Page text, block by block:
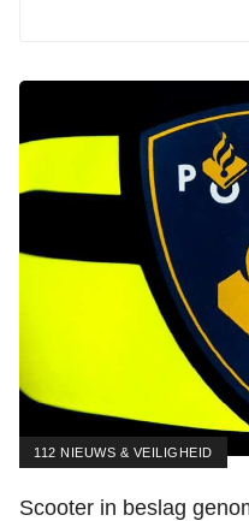
112 NIEUWS & VEILIGHEID
Scooter in beslag